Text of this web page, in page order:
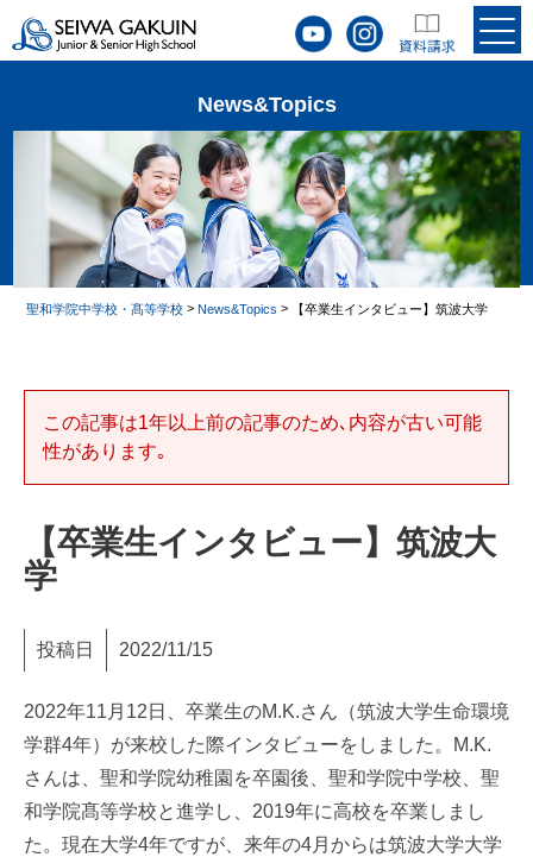
News&Topics
聖和学院中学校・髙等学校 >News&Topics > 【卒業生インタビュー】筑波大学
この記事は1年以上前の記事のため､内容が古い可能
性があります｡
【卒業生インタビュー】筑波大
学
投稿日 2022/11/15
2022年11月12日、卒業生のM.K.さん（筑波大学生命環境
学群4年）が来校した際インタビューをしました。M.K.
さんは、聖和学院幼稚園を卒園後、聖和学院中学校、聖
和学院髙等学校と進学し、2019年に高校を卒業しまし
た。現在大学4年ですが、来年の4月からは筑波大学大学